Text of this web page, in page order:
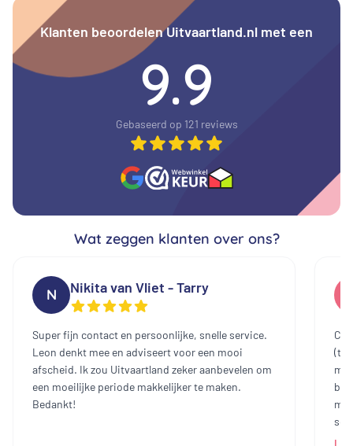
Klanten beoordelen Uitvaartland.nl met een
9.9
Gebaseerd op 121 reviews
Wat zeggen klanten over ons?
N Nikita van Vliet - Tarry
Super fijn contact en persoonlijke, snelle service.
Leon denkt mee en adviseert voor een mooi
afscheid. Ik zou Uitvaartland zeker aanbevelen om
een moeilijke periode makkelijker te maken.
Bedankt!